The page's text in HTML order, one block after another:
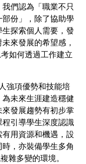
們認為「職業不只
份」，除了協助學
探索個人需要，發
來發展的希望感，
如何透過工作建立
強項優勢和技能培
未來生涯建造穩健
發展趨勢有初步掌
引導學生深度認識
用資源和機遇，設
，亦裝備學生多角
雜多變的環境。